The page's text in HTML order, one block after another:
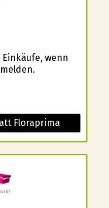
wenn
Floraprima